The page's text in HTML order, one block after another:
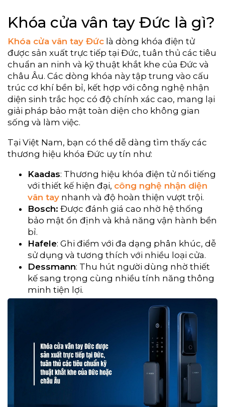
Khóa cửa vân tay Đức là gì?
Khóa cửa vân tay Đức là dòng khóa điện tử
được sản xuất trực tiếp tại Đức, tuân thủ các tiêu
chuẩn an ninh và kỹ thuật khắt khe của Đức và
châu Âu. Các dòng khóa này tập trung vào cấu
trúc cơ khí bền bỉ, kết hợp với công nghệ nhận
diện sinh trắc học có độ chính xác cao, mang lại
giải pháp bảo mật toàn diện cho không gian
sống và làm việc.
Tại Việt Nam, bạn có thể dễ dàng tìm thấy các
thương hiệu khóa Đức uy tín như:
Kaadas: Thương hiệu khóa điện tử nổi tiếng
với thiết kế hiện đại, công nghệ nhận diện
vân tay nhanh và độ hoàn thiện vượt trội.
Bosch: Được đánh giá cao nhờ hệ thống
bảo mật ổn định và khả năng vận hành bền
bỉ.
Hafele: Ghi điểm với đa dạng phân khúc, dễ
sử dụng và tương thích với nhiều loại cửa.
Dessmann: Thu hút người dùng nhờ thiết
kế sang trọng cùng nhiều tính năng thông
minh tiện lợi.